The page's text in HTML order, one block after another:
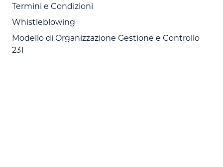
Termini e Condizioni
Whistleblowing
Modello di Organizzazione Gestione e Controllo
231